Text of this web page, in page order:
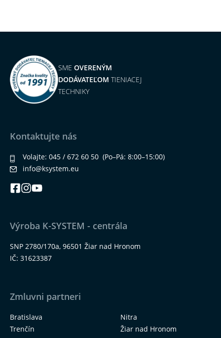
SME OVERENÝM
DODÁVATEĽOM TIENIACEJ
TECHNIKY
Kontaktujte nás
Volajte: 045 / 672 60 50 (Po–Pá: 8:00–15:00)
info@ksystem.eu
Výroba K-SYSTEM - centrála
SNP 2780/170a, 96501 Žiar nad Hronom
IČ: 31623387
Zmluvni partneri
Bratislava
Nitra
Trenčín
Žiar nad Hronom